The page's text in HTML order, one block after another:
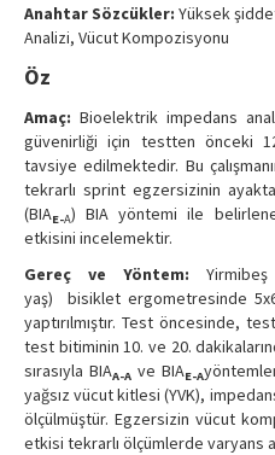
Anahtar Sözcükler: Yüksek
Analizi, Vücut Kompozisyonu
Öz
Amaç: Bioelektrik impedans
güvenirliği için testten önceki
tavsiye edilmektedir. Bu
tekrarlı sprint egzersizinin
(BIAE-A) BIA yöntemi ile
etkisini incelemektir.
Gereç ve Yöntem:
yaş) bisiklet ergometresinde
yaptırılmıştır. Test öncesinde,
test bitiminin 10. ve 20.
sırasıyla BIAA-A ve BIAE-A
yağsız vücut kitlesi (YVK),
ölçülmüştür. Egzersizin vücut
etkisi tekrarlı ölçümlerde varyans